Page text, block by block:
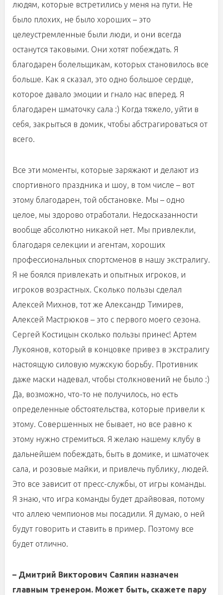
людям, которые встретились у меня на пути. Не
было плохих, не было хороших – это
целеустремленные были люди, и они всегда
останутся таковыми. Они хотят побеждать. Я
благодарен болельщикам, которых становилось все
больше. Как я сказал, это одно большое сердце,
которое давало эмоции и гнало нас вперед. Я
благодарен шматочку сала :) Когда тяжело, уйти в
себя, закрыться в домик, чтобы абстрагироваться от
всего.
Все эти моменты, которые заряжают и делают из
спортивного праздника и шоу, в том числе – вот
этому благодарен, той обстановке. Мы – одно
целое, мы здорово отработали. Недосказанности
вообще абсолютно никакой нет. Мы привлекли,
благодаря селекции и агентам, хороших
профессиональных спортсменов в нашу экстралигу.
Я не боялся привлекать и опытных игроков, и
игроков возрастных. Сколько пользы сделал
Алексей Михнов, тот же Александр Тимирев,
Алексей Мастрюков – это с первого моего сезона.
Сергей Костицын сколько пользы принес! Артем
Лукоянов, который в концовке привез в экстралигу
настоящую силовую мужскую борьбу. Противник
даже маски надевал, чтобы столкновений не было :)
Да, возможно, что-то не получилось, но есть
определенные обстоятельства, которые привели к
этому. Совершенных не бывает, но все равно к
этому нужно стремиться. Я желаю нашему клубу в
дальнейшем побеждать, быть в домике, и шматочек
сала, и розовые майки, и привлечь публику, людей.
Это все зависит от пресс-службы, от игры команды.
Я знаю, что игра команды будет драйвовая, потому
что аллею чемпионов мы посадили. Я думаю, о ней
будут говорить и ставить в пример. Поэтому все
будет отлично.
– Дмитрий Викторович Саяпин назначен
главным тренером. Может быть, скажете пару